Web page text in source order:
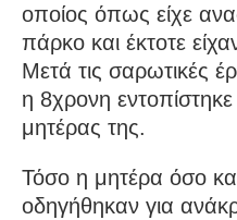
οποίος όπως είχε
πάρκο και έκτοτε
Μετά τις σαρωτικές
η 8χρονη εντοπίστηκε
μητέρας της.
Τόσο η μητέρα όσο
οδηγήθηκαν για